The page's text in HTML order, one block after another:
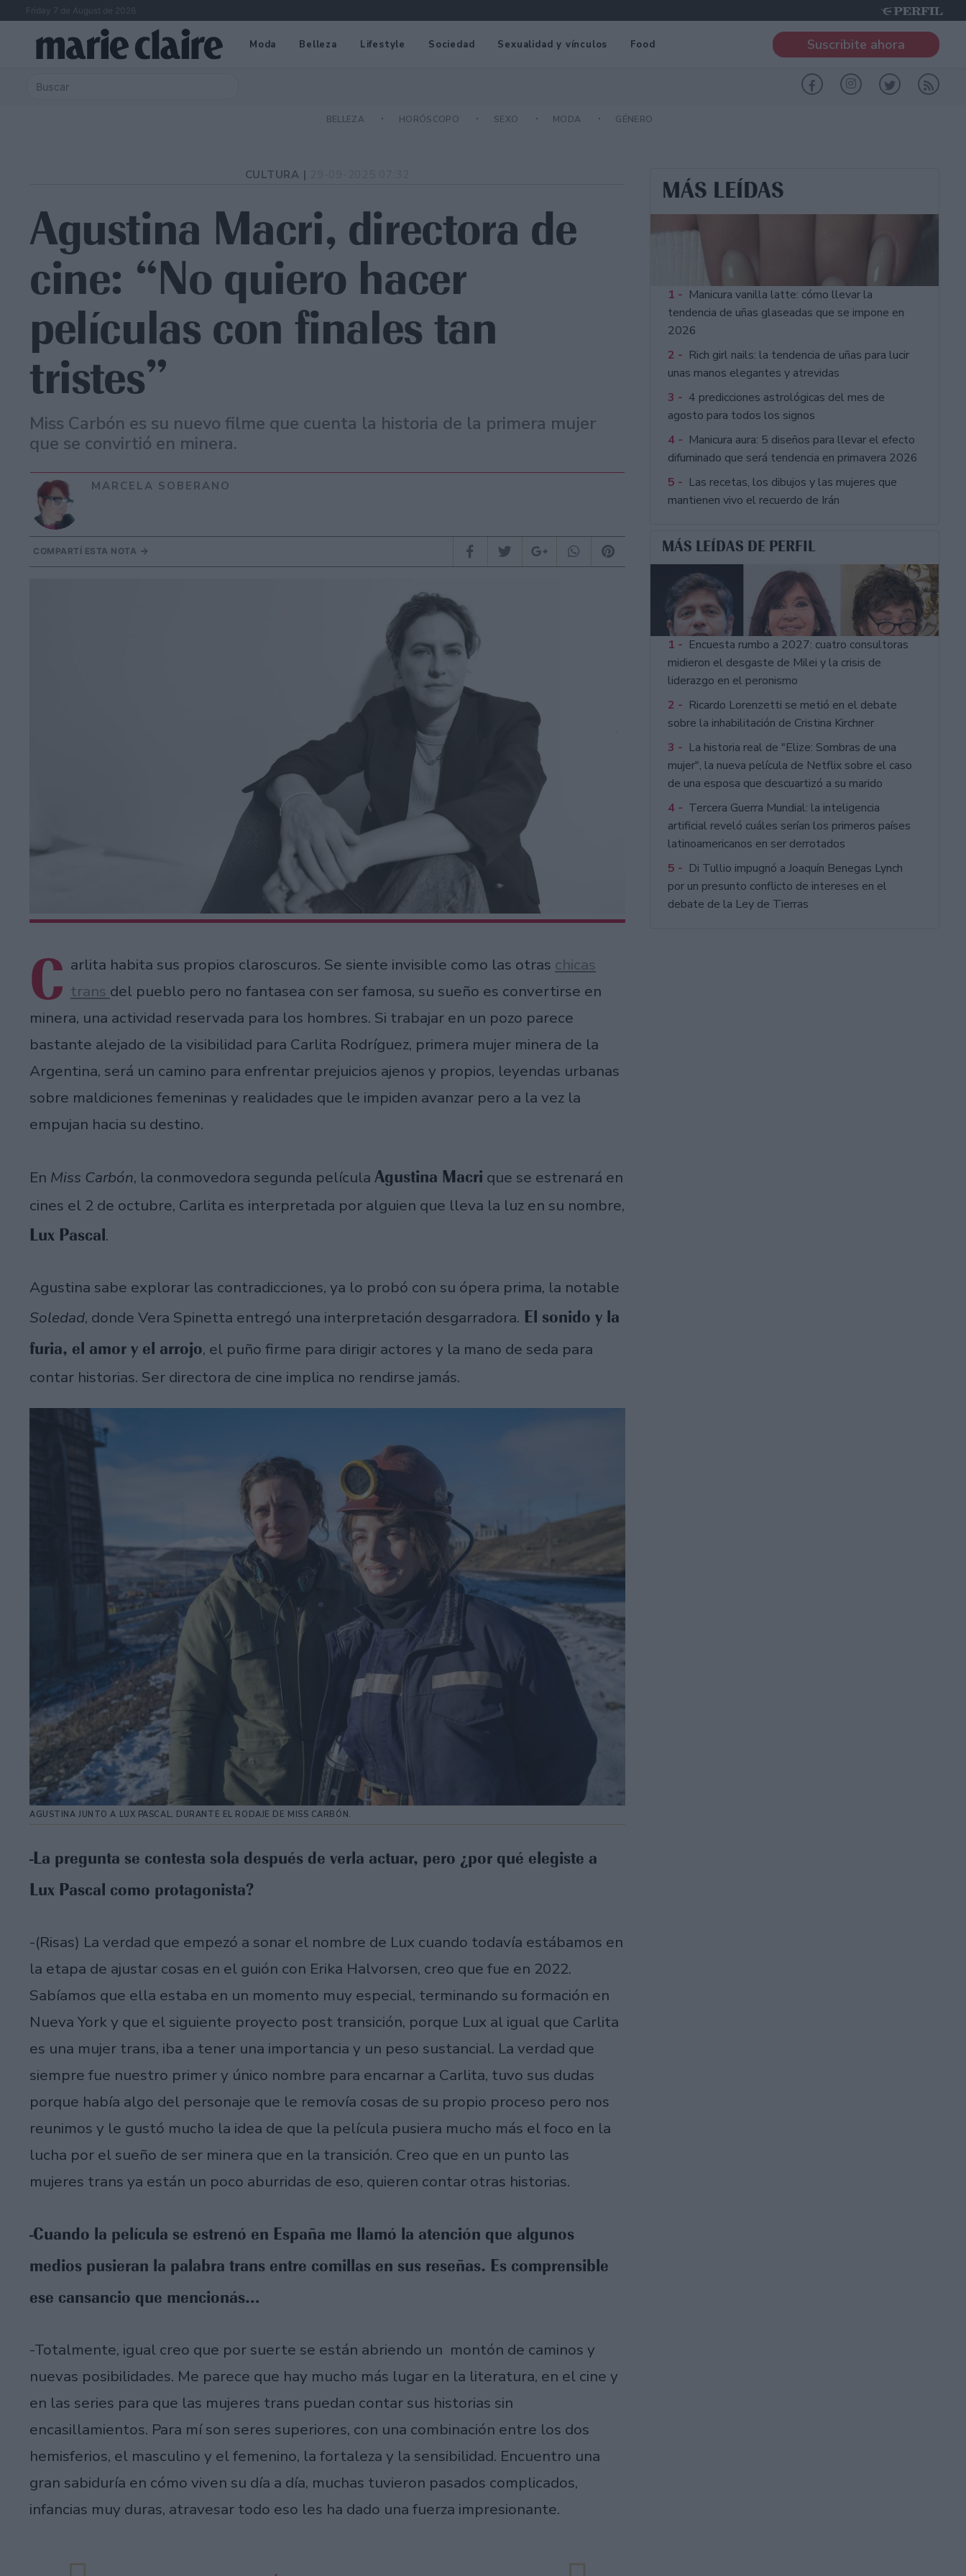
Friday 7 de August de 2026
Moda Belleza Lifestyle Sociedad Sexualidad y vínculos Food Suscribite ahora
BELLEZA HORÓSCOPO SEXO MODA GÉNERO
CULTURA |
Agustina Macri, directora de
cine: “No quiero hacer
películas con finales tan
tristes”
Miss Carbón es su nuevo filme que cuenta la historia de la primera mujer
que se convirtió en minera.
MARCELA SOBERANO
COMPARTÍ ESTA NOTA
C arlita habita sus propios claroscuros. Se siente invisible como las otras chicas
trans del pueblo pero no fantasea con ser famosa, su sueño es convertirse en
minera, una actividad reservada para los hombres. Si trabajar en un pozo parece
bastante alejado de la visibilidad para Carlita Rodríguez, primera mujer minera de la
Argentina, será un camino para enfrentar prejuicios ajenos y propios, leyendas urbanas
sobre maldiciones femeninas y realidades que le impiden avanzar pero a la vez la
empujan hacia su destino.
En Miss Carbón, la conmovedora segunda película Agustina Macri que se estrenará en
cines el 2 de octubre, Carlita es interpretada por alguien que lleva la luz en su nombre,
Lux Pascal.
Agustina sabe explorar las contradicciones, ya lo probó con su ópera prima, la notable
Soledad, donde Vera Spinetta entregó una interpretación desgarradora. El sonido y la
furia, el amor y el arrojo, el puño firme para dirigir actores y la mano de seda para
contar historias. Ser directora de cine implica no rendirse jamás.
AGUSTINA JUNTO A LUX PASCAL, DURANTE EL RODAJE DE MISS CARBÓN.
-La pregunta se contesta sola después de verla actuar, pero ¿por qué elegiste a
Lux Pascal como protagonista?
-(Risas) La verdad que empezó a sonar el nombre de Lux cuando todavía estábamos en
la etapa de ajustar cosas en el guión con Erika Halvorsen, creo que fue en 2022.
Sabíamos que ella estaba en un momento muy especial, terminando su formación en
Nueva York y que el siguiente proyecto post transición, porque Lux al igual que Carlita
es una mujer trans, iba a tener una importancia y un peso sustancial. La verdad que
siempre fue nuestro primer y único nombre para encarnar a Carlita, tuvo sus dudas
porque había algo del personaje que le removía cosas de su propio proceso pero nos
reunimos y le gustó mucho la idea de que la película pusiera mucho más el foco en la
lucha por el sueño de ser minera que en la transición. Creo que en un punto las
mujeres trans ya están un poco aburridas de eso, quieren contar otras historias.
-Cuando la película se estrenó en España me llamó la atención que algunos
medios pusieran la palabra trans entre comillas en sus reseñas. Es comprensible
ese cansancio que mencionás…
-Totalmente, igual creo que por suerte se están abriendo un montón de caminos y
nuevas posibilidades. Me parece que hay mucho más lugar en la literatura, en el cine y
en las series para que las mujeres trans puedan contar sus historias sin
encasillamientos. Para mí son seres superiores, con una combinación entre los dos
hemisferios, el masculino y el femenino, la fortaleza y la sensibilidad. Encuentro una
gran sabiduría en cómo viven su día a día, muchas tuvieron pasados complicados,
infancias muy duras, atravesar todo eso les ha dado una fuerza impresionante.
MÁS LEÍDAS
1 - Manicura vanilla latte: cómo llevar la
tendencia de uñas glaseadas que se impone en
2026
2 - Rich girl nails: la tendencia de uñas para lucir
unas manos elegantes y atrevidas
3 - 4 predicciones astrológicas del mes de
agosto para todos los signos
4 - Manicura aura: 5 diseños para llevar el efecto
difuminado que será tendencia en primavera 2026
5 - Las recetas, los dibujos y las mujeres que
mantienen vivo el recuerdo de Irán
MÁS LEÍDAS DE PERFIL
1 - Encuesta rumbo a 2027: cuatro consultoras
midieron el desgaste de Milei y la crisis de
liderazgo en el peronismo
2 - Ricardo Lorenzetti se metió en el debate
sobre la inhabilitación de Cristina Kirchner
3 - La historia real de "Elize: Sombras de una
mujer", la nueva película de Netflix sobre el caso
de una esposa que descuartizó a su marido
4 - Tercera Guerra Mundial: la inteligencia
artificial reveló cuáles serían los primeros países
latinoamericanos en ser derrotados
5 - Di Tullio impugnó a Joaquín Benegas Lynch
por un presunto conflicto de intereses en el
debate de la Ley de Tierras